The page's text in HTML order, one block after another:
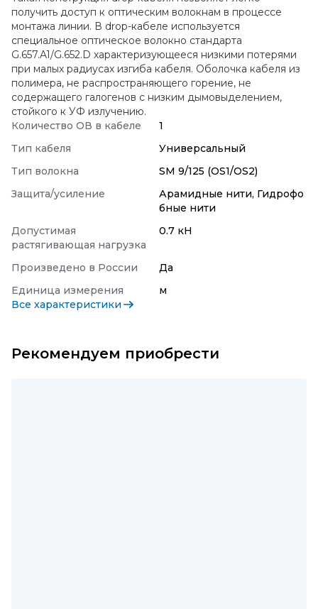
получить доступ к оптическим волокнам в процессе
монтажа линии. В drop-кабеле используется
специальное оптическое волокно стандарта
G.657.A1/G.652.D характеризующееся низкими потерями
при малых радиусах изгиба кабеля. Оболочка кабеля из
полимера, не распространяющего горение, не
содержащего галогенов с низким дымовыделением,
стойкого к УФ излучению.
Количество ОВ в кабеле
1
Тип кабеля
Универсальный
Тип волокна
SM 9/125 (OS1/OS2)
Защита/усиление
Арамидные нити, Гидрофо
бные нити
Допустимая
растягивающая нагрузка
0.7 кН
Произведено в России
Да
Единица измерения
м
Все характеристики
Рекомендуем приобрести